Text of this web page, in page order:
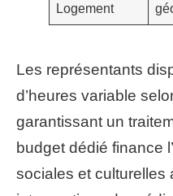
Logement
Les représentants
d’heures variable
garantissant un
budget dédié finance
sociales et culturelles